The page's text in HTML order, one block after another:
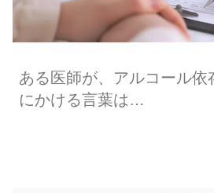
ある医師が、アルコール依
にかける言葉は…